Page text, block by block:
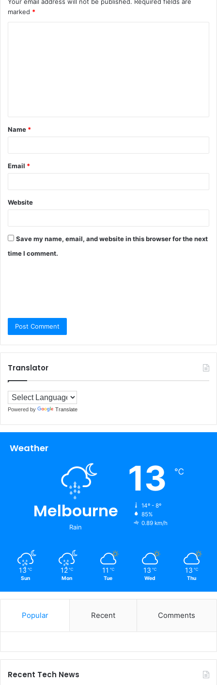
marked *
Name *
Email *
Website
Save my name, email, and website in this browser for the next
time I comment.
Translator
Powered by Translate
Weather
Melbourne
Rain
13 ℃
14º - 8º
85%
0.89 km/h
13 ℃
Sun
12 ℃
Mon
11 ℃
Tue
13 ℃
Wed
13 ℃
Thu
Popular Recent Comments
Recent Tech News